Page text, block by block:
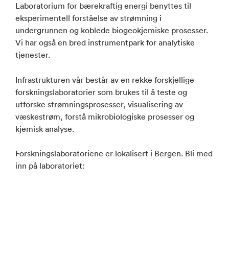
Laboratorium for bærekraftig energi benyttes til
eksperimentell forståelse av strømning i
undergrunnen og koblede biogeokjemiske prosesser.
Vi har også en bred instrumentpark for analytiske
tjenester.
Infrastrukturen vår består av en rekke forskjellige
forskningslaboratorier som brukes til å teste og
utforske strømningsprosesser, visualisering av
væskestrøm, forstå mikrobiologiske prosesser og
kjemisk analyse.
Forskningslaboratoriene er lokalisert i Bergen. Bli med
inn på laboratoriet: